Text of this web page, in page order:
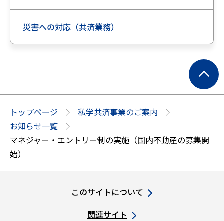
災害への対応（共済業務）
ー
ジ
頭
トップページ
私学共済事業のご案内
お知らせ一覧
マネジャー・エントリー制の実施（国内不動産の募集開
始）
このサイトについて
関連サイト